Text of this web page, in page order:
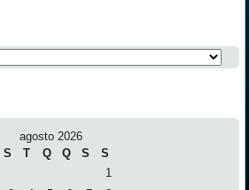
agosto 2026
S T Q Q S
S
1